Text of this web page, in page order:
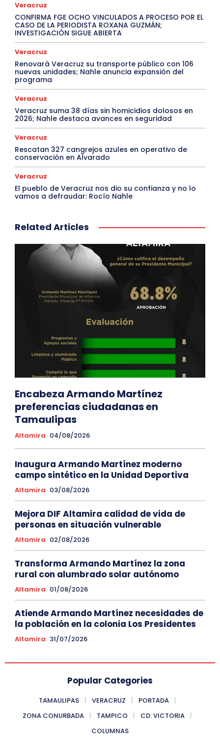
Veracruz
CONFIRMA FGE OCHO VINCULADOS A PROCESO POR EL
CASO DE LA PERIODISTA ROXANA GUZMÁN;
INVESTIGACIÓN SIGUE ABIERTA
Veracruz
Renovará Veracruz su transporte público con 106
nuevas unidades; Nahle anuncia expansión del
programa
Veracruz
Veracruz suma 38 días sin homicidios dolosos en
2026; Nahle destaca avances en seguridad
Veracruz
Rescatan 327 cangrejos azules en operativo de
conservación en Alvarado
Veracruz
El pueblo de Veracruz nos dio su confianza y no lo
vamos a defraudar: Rocío Nahle
Related Articles
Encabeza Armando Martínez
preferencias ciudadanas en
Tamaulipas
Altamira 04/08/2026
Inaugura Armando Martínez moderno
campo sintético en la Unidad Deportiva
Altamira 03/08/2026
Mejora DIF Altamira calidad de vida de
personas en situación vulnerable
Altamira 02/08/2026
Transforma Armando Martínez la zona
rural con alumbrado solar autónomo
Altamira 01/08/2026
Atiende Armando Martínez necesidades de
la población en la colonia Los Presidentes
Altamira 31/07/2026
Popular Categories
TAMAULIPAS VERACRUZ
PORTADA
ZONA CONURBADA
TAMPICO
CD. VICTORIA
COLUMNAS